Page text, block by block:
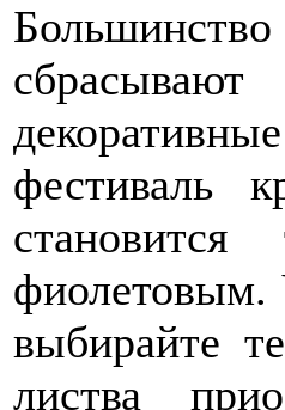
фестиваль
фиолетовым.
выбирайте
листва